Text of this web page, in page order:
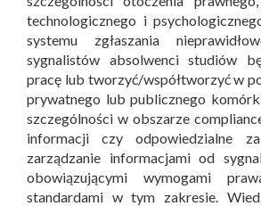
technologicznego i
systemu zgłaszania
sygnalistów absolwenci studiów
pracę lub tworzyć/współtworzyć w
prywatnego lub publicznego
szczególności w obszarze
informacji czy odpowiedzialne
zarządzanie informacjami od
obowiązującymi wymogami
standardami w tym zakresie.